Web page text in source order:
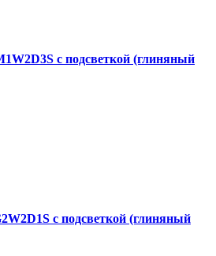
с подсветкой (глиняный
с подсветкой (глиняный